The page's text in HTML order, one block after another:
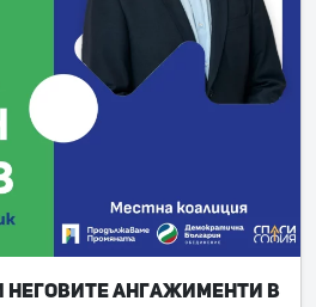
неговите ангажименти в